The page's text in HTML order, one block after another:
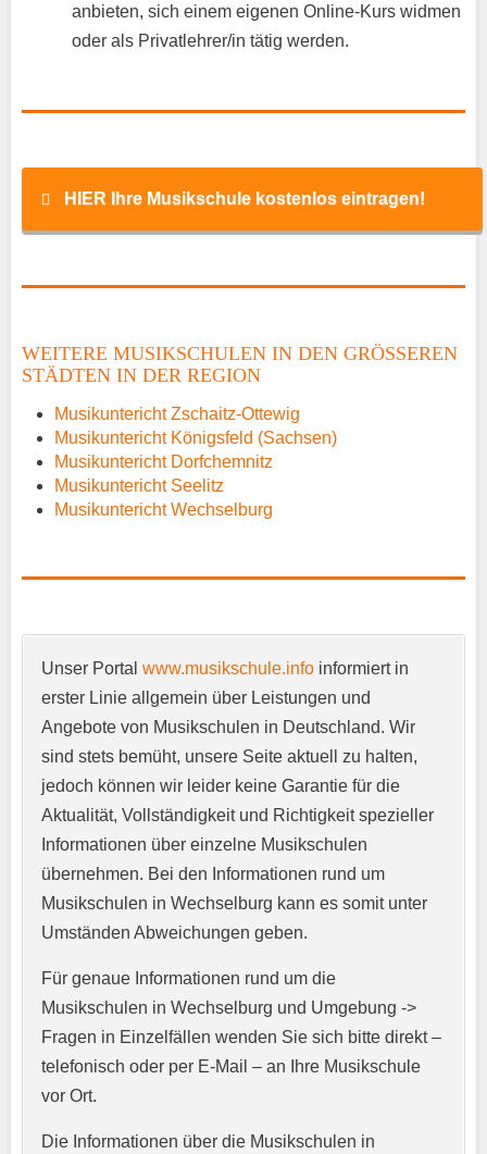
anbieten, sich einem eigenen Online-Kurs widmen
oder als Privatlehrer/in tätig werden.
HIER Ihre Musikschule kostenlos eintragen!
Anschrift
E-Mail-Adresse*
WEITERE MUSIKSCHULEN IN DEN GRÖSSEREN S
TÄDTEN IN DER REGION
Musikuntericht Zschaitz-Ottewig
Musikuntericht Königsfeld (Sachsen)
Musikuntericht Dorfchemnitz
Musikuntericht Seelitz
Musikuntericht Wechselburg
Unser Portal www.musikschule.info informiert in
erster Linie allgemein über Leistungen und
Angebote von Musikschulen in Deutschland. Wir
sind stets bemüht, unsere Seite aktuell zu halten,
jedoch können wir leider keine Garantie für die
Aktualität, Vollständigkeit und Richtigkeit spezieller
Informationen über einzelne Musikschulen
übernehmen. Bei den Informationen rund um
Musikschulen in Wechselburg kann es somit unter
Umständen Abweichungen geben.
Für genaue Informationen rund um die
Musikschulen in Wechselburg und Umgebung ->
Fragen in Einzelfällen wenden Sie sich bitte direkt –
telefonisch oder per E-Mail – an Ihre Musikschule
vor Ort.
Die Informationen über die Musikschulen in